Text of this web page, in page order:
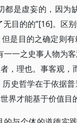
是虚妄的，因为
目的的”[16]。区
是目的之确定则
一之史事人物为
，理也。事客观，
史哲学在于依据
界才能基于价值目